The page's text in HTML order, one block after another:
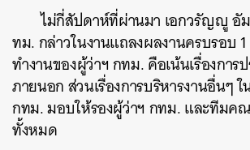
ไม่กี่สัปดาห์ที่ผ่านมา เอกวรัญญู อั
ทม. กล่าวในงานแถลงผลงานครบรอบ 1
ทำงานของผู้ว่าฯ กทม. คือเน้นเรื่องการ
ภายนอก ส่วนเรื่องการบริหารงานอื่นๆ ใ
กทม. มอบให้รองผู้ว่าฯ กทม. และทีมค
ทั้งหมด